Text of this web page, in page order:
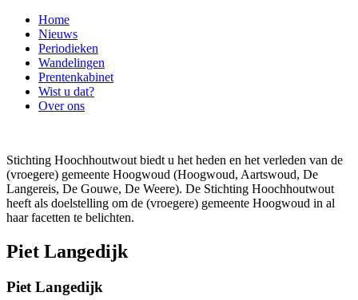
Home
Nieuws
Periodieken
Wandelingen
Prentenkabinet
Wist u dat?
Over ons
Stichting Hoochhoutwout biedt u het heden en het verleden van de
(vroegere) gemeente Hoogwoud (Hoogwoud, Aartswoud, De
Langereis, De Gouwe, De Weere). De Stichting Hoochhoutwout
heeft als doelstelling om de (vroegere) gemeente Hoogwoud in al
haar facetten te belichten.
Piet Langedijk
Piet Langedijk